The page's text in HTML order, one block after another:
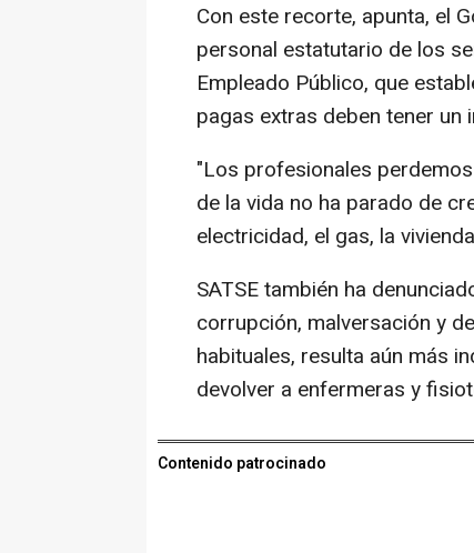
Con este recorte, apunta, el
personal estatutario de los
Empleado Público, que
pagas extras deben tener un
"Los profesionales
de la vida no ha parado de
electricidad, el gas, la
SATSE también ha
corrupción, malversación y
habituales, resulta aún más
devolver a enfermeras y
Contenido patrocinado